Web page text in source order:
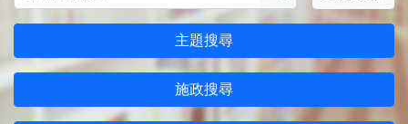
主題搜尋
施政搜尋